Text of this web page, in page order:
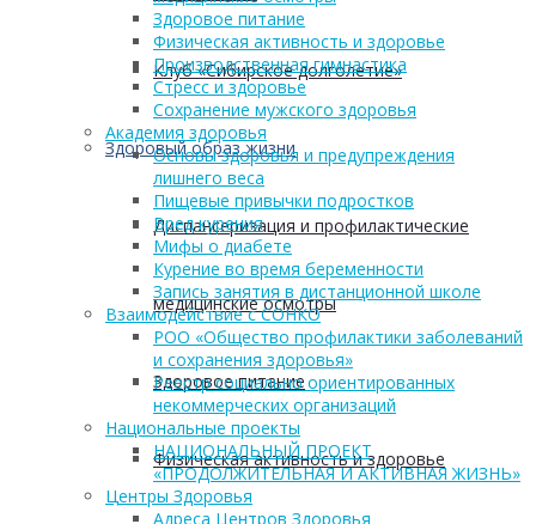
Клуб «Сибирское долголетие»
Здоровый образ жизни
Диспансеризация и профилактические
медицинские осмотры
Здоровое питание
Физическая активность и здоровье
Здоровое питание
Физическая активность и здоровье
Производственная гимнастика
Стресс и здоровье
Сохранение мужского здоровья
Академия здоровья
Основы здоровья и предупреждения
лишнего веса
Пищевые привычки подростков
Вред курения
Мифы о диабете
Курение во время беременности
Запись занятия в дистанционной школе
Взаимодействие с СОНКО
РОО «Общество профилактики заболеваний
и сохранения здоровья»
Реестр социально ориентированных
некоммерческих организаций
Национальные проекты
НАЦИОНАЛЬНЫЙ ПРОЕКТ
«ПРОДОЛЖИТЕЛЬНАЯ И АКТИВНАЯ ЖИЗНЬ»
Центры Здоровья
Адреса Центров Здоровья